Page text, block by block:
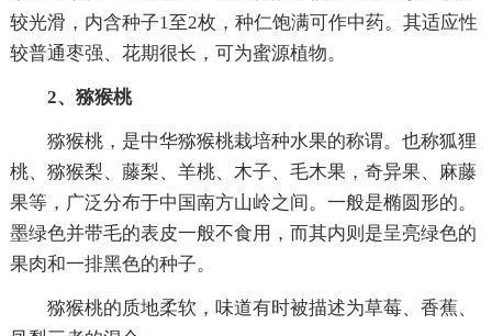
较光滑，内含种子1至2枚，种仁饱满可作中药。其适应性
较普通枣强、花期很长，可为蜜源植物。
2、猕猴桃
猕猴桃，是中华猕猴桃栽培种水果的称谓。也称狐狸
桃、猕猴梨、藤梨、羊桃、木子、毛木果，奇异果、麻藤
果等，广泛分布于中国南方山岭之间。一般是椭圆形的。
墨绿色并带毛的表皮一般不食用，而其内则是呈亮绿色的
果肉和一排黑色的种子。
猕猴桃的质地柔软，味道有时被描述为草莓、香蕉、